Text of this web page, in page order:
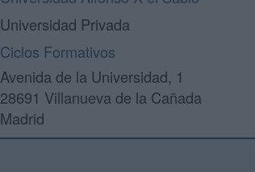
Universidad Privada
Ciclos Formativos
Avenida de la Universidad, 1
28691 Villanueva de la Cañada
Madrid